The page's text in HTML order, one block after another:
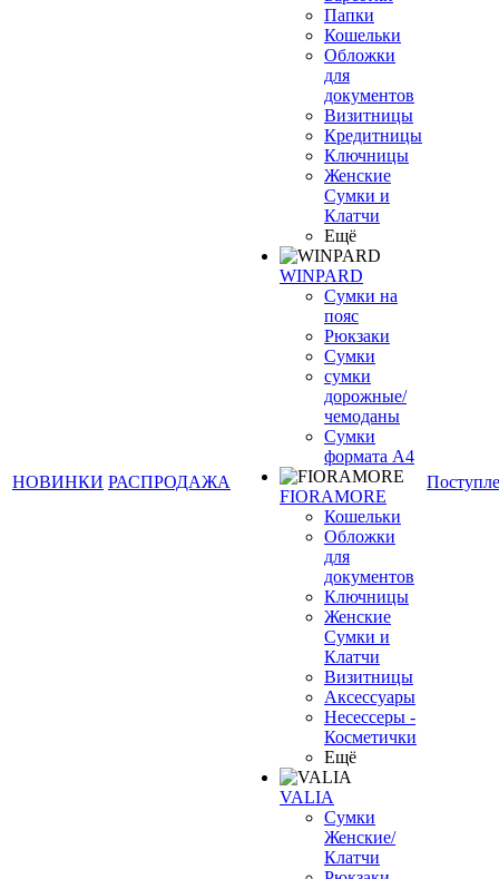
НОВИНКИ РАСПРОДАЖА
Папки
Кошельки
Обложки
для
документов
Визитницы
Кредитницы
Ключницы
Женские
Сумки и
Клатчи
Ещё
WINPARD
Сумки на
пояс
Рюкзаки
Сумки
сумки
дорожные/
чемоданы
Сумки
формата А4
FIORAMORE
Кошельки
Обложки
для
документов
Ключницы
Женские
Сумки и
Клатчи
Визитницы
Аксессуары
Несессеры -
Косметички
Ещё
VALIA
Сумки
Женские/
Клатчи